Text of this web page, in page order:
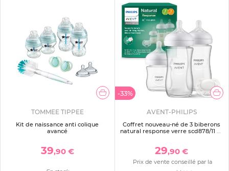
TOMMEE TIPPEE
Kit de naissance anti colique
avancé
39,90 €
-33%
AVENT-PHILIPS
Coffret nouveau-né de 3 biberons
natural response verre scd878/11 + 1
29,90 €
Prix de vente conseillé par la